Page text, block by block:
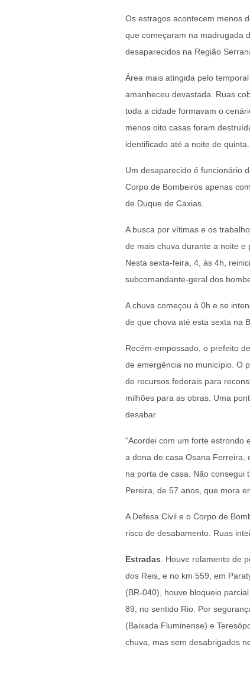
Os estragos acontecem menos
que começaram na madrugada
desaparecidos na Região
Área mais atingida pelo
amanheceu devastada. Ruas
toda a cidade formavam o
menos oito casas foram
identificado até a noite de
Um desaparecido é funcionário
Corpo de Bombeiros apenas
de Duque de Caxias.
A busca por vítimas e os
de mais chuva durante a noite e
Nesta sexta-feira, 4, às 4h,
subcomandante-geral dos
A chuva começou à 0h e se
de que chova até esta sexta na
Recém-empossado, o prefeito
de emergência no município. O
de recursos federais para
milhões para as obras. Uma
desabar.
“Acordei com um forte estrondo
a dona de casa Osana Ferreira,
na porta de casa. Não consegui
Pereira, de 57 anos, que mora
A Defesa Civil e o Corpo de
risco de desabamento. Ruas
Estradas . Houve rolamento de
dos Reis, e no km 559, em
(BR-040), houve bloqueio
89, no sentido Rio. Por
(Baixada Fluminense) e
chuva, mas sem desabrigados